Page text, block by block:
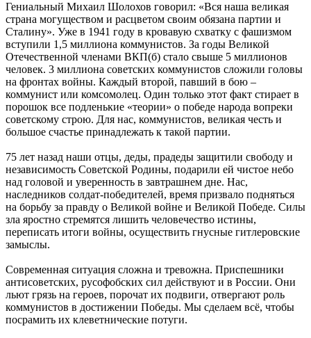
Гениальный Михаил Шолохов говорил: «Вся наша великая
страна могуществом и расцветом своим обязана партии и
Сталину». Уже в 1941 году в кровавую схватку с фашизмом
вступили 1,5 миллиона коммунистов. За годы Великой
Отечественной членами ВКП(б) стало свыше 5 миллионов
человек. 3 миллиона советских коммунистов сложили головы
на фронтах войны. Каждый второй, павший в бою –
коммунист или комсомолец. Один только этот факт стирает в
порошок все подленькие «теории» о победе народа вопреки
советскому строю. Для нас, коммунистов, великая честь и
большое счастье принадлежать к такой партии.
75 лет назад наши отцы, деды, прадеды защитили свободу и
независимость Советской Родины, подарили ей чистое небо
над головой и уверенность в завтрашнем дне. Нас,
наследников солдат-победителей, время призвало подняться
на борьбу за правду о Великой войне и Великой Победе. Силы
зла яростно стремятся лишить человечество истины,
переписать итоги войны, осуществить гнусные гитлеровские
замыслы.
Современная ситуация сложна и тревожна. Приспешники
антисоветских, русофобских сил действуют и в России. Они
льют грязь на героев, порочат их подвиги, отвергают роль
коммунистов в достижении Победы. Мы сделаем всё, чтобы
посрамить их клеветнические потуги.